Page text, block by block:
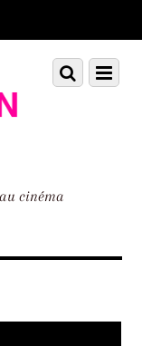
cinéma
Menu
Scroll
down